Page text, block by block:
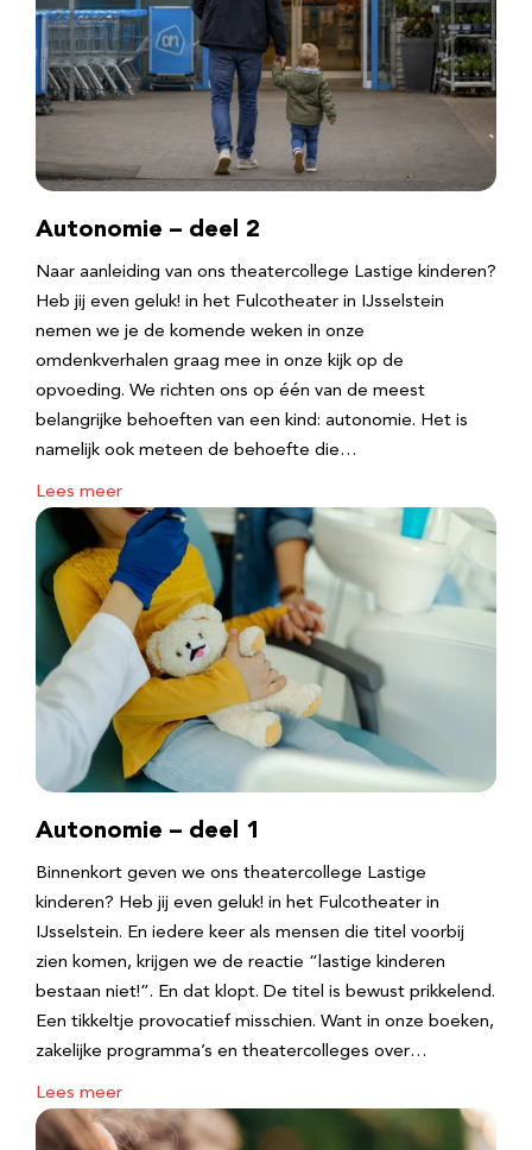
Autonomie – deel 2
Naar aanleiding van ons theatercollege Lastige kinderen?
Heb jij even geluk! in het Fulcotheater in IJsselstein
nemen we je de komende weken in onze
omdenkverhalen graag mee in onze kijk op de
opvoeding. We richten ons op één van de meest
belangrijke behoeften van een kind: autonomie. Het is
namelijk ook meteen de behoefte die…
Lees meer
Autonomie – deel 1
Binnenkort geven we ons theatercollege Lastige
kinderen? Heb jij even geluk! in het Fulcotheater in
IJsselstein. En iedere keer als mensen die titel voorbij
zien komen, krijgen we de reactie “lastige kinderen
bestaan niet!”. En dat klopt. De titel is bewust prikkelend.
Een tikkeltje provocatief misschien. Want in onze boeken,
zakelijke programma’s en theatercolleges over…
Lees meer